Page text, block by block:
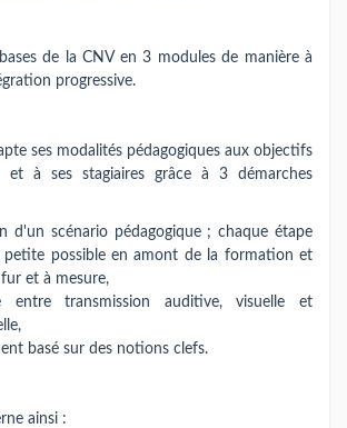
de la CNV en 3 modules de manière à
progressive.
ses modalités pédagogiques aux objectifs
à ses stagiaires grâce à 3 démarches
d'un scénario pédagogique ; chaque étape
petite possible en amont de la formation et
et à mesure,
entre transmission auditive, visuelle et
basé sur des notions clefs.
ainsi :